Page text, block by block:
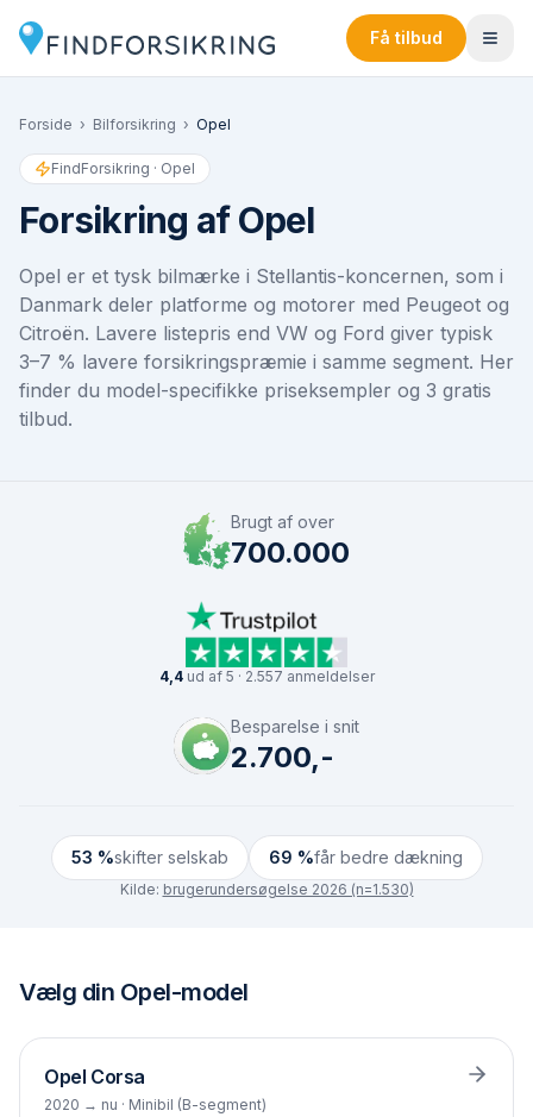
Få tilbud
Forside › Bilforsikring › Opel
FindForsikring · Opel
Forsikring afOpel
Opel er et tysk bilmærke i Stellantis-koncernen, som i
Danmark deler platforme og motorer med Peugeot og
Citroën. Lavere listepris end VW og Ford giver typisk
3–7 % lavere forsikringspræmie i samme segment. Her
finder du model-specifikke priseksempler og 3 gratis
tilbud.
Brugt af over
700.000
4,4ud af 5 · 2.557 anmeldelser
Besparelse i snit
2.700,-
53 %skifter selskab 69 %får bedre dækning
Kilde: brugerundersøgelse 2026 (n=1.530)
Vælg din Opel-model
Opel Corsa
2020 → nu · Minibil (B-segment)